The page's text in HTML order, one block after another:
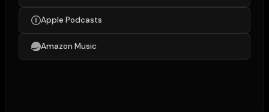
Apple Podcasts
Amazon Music